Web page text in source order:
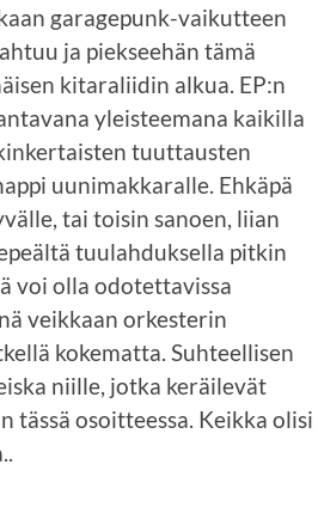
garagepunk-vaikutteen
ja piekseehän tämä
kitaraliidin alkua. EP:n
yleisteemana kaikilla
tuuttausten
uunimakkaralle. Ehkäpä
tai toisin sanoen, liian
tuulahduksella pitkin
voi olla odotettavissa
veikkaan orkesterin
kokematta. Suhteellisen
niille, jotka keräilevät
tässä osoitteessa. Keikka olisi